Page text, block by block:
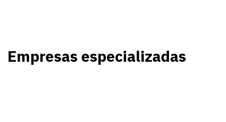
Empresas especializadas